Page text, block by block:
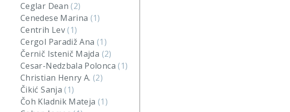
Ceglar Dean(2)
Cenedese Marina (1)
Centrih Lev(1)
Cergol Paradiž Ana (1)
Černič Istenič Majda (2)
Cesar-Nedzbala Polonca(1)
Christian Henry A. (2)
Čikić Sanja(1)
Čoh Kladnik Mateja (1)